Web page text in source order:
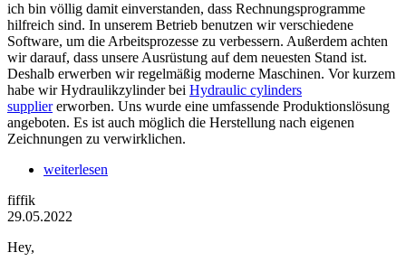
ich bin völlig damit einverstanden, dass Rechnungsprogramme
hilfreich sind. In unserem Betrieb benutzen wir verschiedene
Software, um die Arbeitsprozesse zu verbessern. Außerdem achten
wir darauf, dass unsere Ausrüstung auf dem neuesten Stand ist.
Deshalb erwerben wir regelmäßig moderne Maschinen. Vor kurzem
habe wir Hydraulikzylinder bei Hydraulic cylinders
suppliererworben. Uns wurde eine umfassende Produktionslösung
angeboten. Es ist auch möglich die Herstellung nach eigenen
Zeichnungen zu verwirklichen.
weiterlesen
fiffik
29.05.2022
Hey,